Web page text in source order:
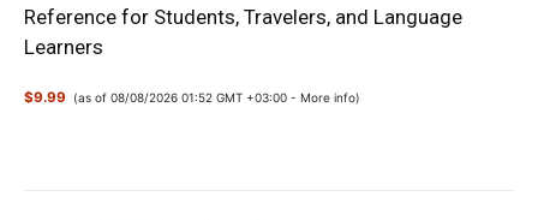
Reference for Students, Travelers, and Language
Learners
$9.99 (as of 08/08/2026 01:52 GMT +03:00 -More info)